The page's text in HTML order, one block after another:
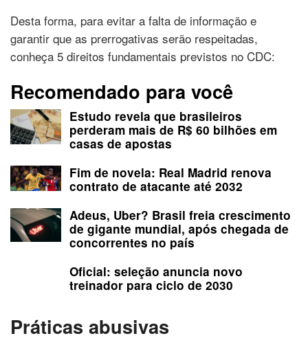
Desta forma, para evitar a falta de informação e
garantir que as prerrogativas serão respeitadas,
conheça 5 direitos fundamentais previstos no CDC:
Recomendado para você
Estudo revela que brasileiros
perderam mais de R$ 60 bilhões em
casas de apostas
Fim de novela: Real Madrid renova
contrato de atacante até 2032
Adeus, Uber? Brasil freia crescimento
de gigante mundial, após chegada de
concorrentes no país
Oficial: seleção anuncia novo
treinador para ciclo de 2030
Práticas abusivas